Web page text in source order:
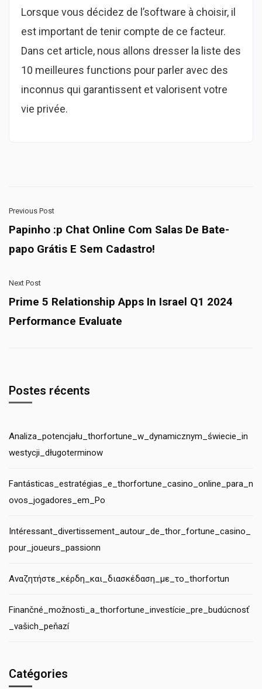
Lorsque vous décidez de l’software à choisir, il
est important de tenir compte de ce facteur.
Dans cet article, nous allons dresser la liste des
10 meilleures functions pour parler avec des
inconnus qui garantissent et valorisent votre
vie privée.
Previous Post
Papinho :p Chat Online Com Salas De Bate-
papo Grátis E Sem Cadastro!
Next Post
Prime 5 Relationship Apps In Israel Q1 2024
Performance Evaluate
Postes récents
Analiza_potencjału_thorfortune_w_dynamicznym_świecie_in
westycji_długoterminow
Fantásticas_estratégias_e_thorfortune_casino_online_para_n
ovos_jogadores_em_Po
Intéressant_divertissement_autour_de_thor_fortune_casino_
pour_joueurs_passionn
Αναζητήστε_κέρδη_και_διασκέδαση_με_το_thorfortun
Finančné_možnosti_a_thorfortune_investície_pre_budúcnosť
_vašich_peňazí
Catégories